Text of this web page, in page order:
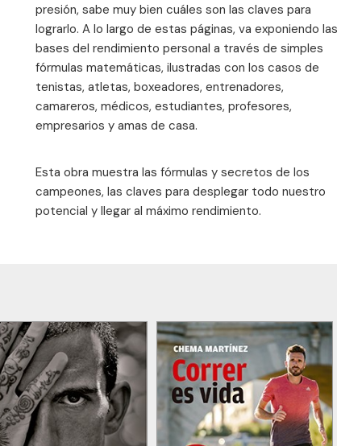
presión, sabe muy bien cuáles son las claves para
lograrlo. A lo largo de estas páginas, va exponiendo las
bases del rendimiento personal a través de simples
fórmulas matemáticas, ilustradas con los casos de
tenistas, atletas, boxeadores, entrenadores,
camareros, médicos, estudiantes, profesores,
empresarios y amas de casa.
Esta obra muestra las fórmulas y secretos de los
campeones, las claves para desplegar todo nuestro
potencial y llegar al máximo rendimiento.